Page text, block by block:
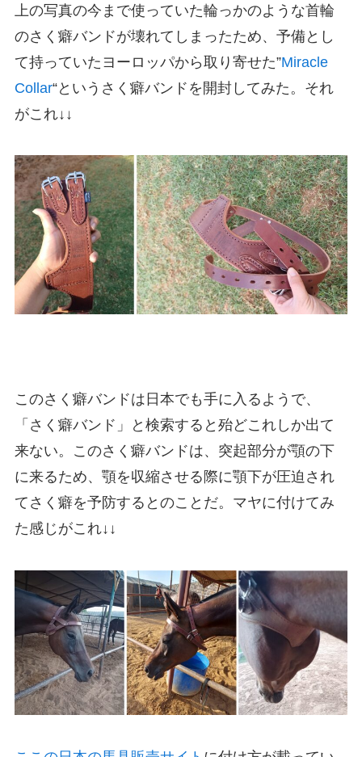
上の写真の今まで使っていた輪っかのような首輪
のさく癖バンドが壊れてしまったため、予備とし
て持っていたヨーロッパから取り寄せた”Miracle
Collar“というさく癖バンドを開封してみた。それ
がこれ↓↓
このさく癖バンドは日本でも手に入るようで、
「さく癖バンド」と検索すると殆どこれしか出て
来ない。このさく癖バンドは、突起部分が顎の下
に来るため、顎を収縮させる際に顎下が圧迫され
てさく癖を予防するとのことだ。マヤに付けてみ
た感じがこれ↓↓